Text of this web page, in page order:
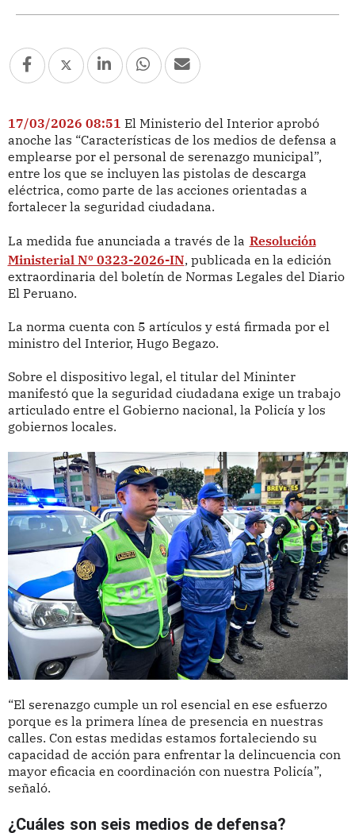
17/03/2026 08:51 El Ministerio del Interior aprobó
anoche las “Características de los medios de defensa a
emplearse por el personal de serenazgo municipal”,
entre los que se incluyen las pistolas de descarga
eléctrica, como parte de las acciones orientadas a
fortalecer la seguridad ciudadana.
La medida fue anunciada a través de la Resolución
Ministerial Nº 0323-2026-IN, publicada en la edición
extraordinaria del boletín de Normas Legales del Diario
El Peruano.
La norma cuenta con 5 artículos y está firmada por el
ministro del Interior, Hugo Begazo.
Sobre el dispositivo legal, el titular del Mininter
manifestó que la seguridad ciudadana exige un trabajo
articulado entre el Gobierno nacional, la Policía y los
gobiernos locales.
“El serenazgo cumple un rol esencial en ese esfuerzo
porque es la primera línea de presencia en nuestras
calles. Con estas medidas estamos fortaleciendo su
capacidad de acción para enfrentar la delincuencia con
mayor eficacia en coordinación con nuestra Policía”,
señaló.
¿Cuáles son seis medios de defensa?